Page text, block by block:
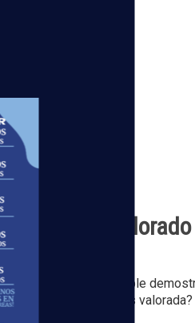
más
es imprescindible
es la titulación más valorada?